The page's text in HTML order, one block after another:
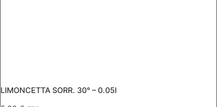
LIMONCETTA SORR. 30° – 0.05l